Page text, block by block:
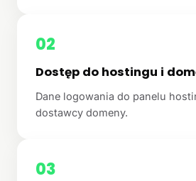
02
Dostęp do hostingu i
Dane logowania do panelu
dostawcy domeny.
03